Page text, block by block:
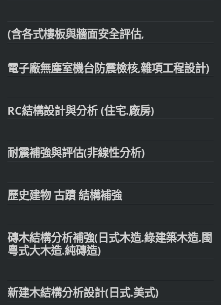
(含各式樓板與牆面安全評估,
電子廠無塵室機台防震檢核,雜項工程設計)
RC結構設計與分析 (住宅.廠房)
耐震補強與評估(非線性分析)
歷史建物 古蹟 結構補強
磚木結構分析補強(日式木造.綠建築木造.閩
粵式大木造.純磚造)
新建木結構分析設計(日式.美式)